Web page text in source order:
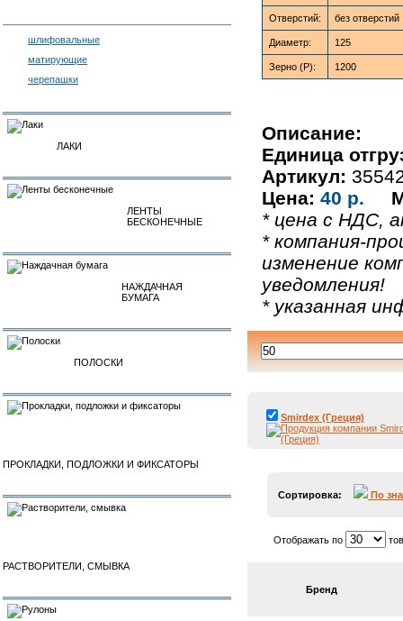
шлифовальные
матирующие
черепашки
ЛАКИ
ЛЕНТЫ
БЕСКОНЕЧНЫЕ
НАЖДАЧНАЯ
БУМАГА
ПОЛОСКИ
ПРОКЛАДКИ, ПОДЛОЖКИ И ФИКСАТОРЫ
РАСТВОРИТЕЛИ, СМЫВКА
Отверстий: без отверстий
Диаметр: 125
Зерно (P): 1200
Описание:
Единица
Артикул:
Цена: 40 р.
* цена с НДС,
* компания-
изменение
уведомления!
* указанная
Smirdex (Греция)
Сортировка: По
Отображать по
Бренд